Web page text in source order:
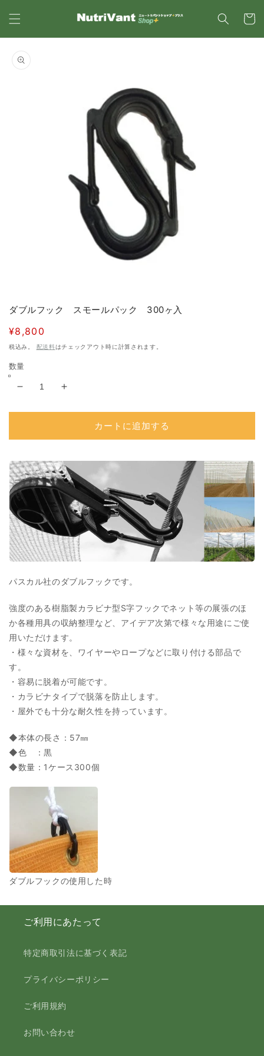
ンツに
進む
ー
報にス
ー
ル
で
デ
ィ
開
ダブルフック スモールパック 300ヶ入
通
常
価
格
¥8,800
税込み。 配送料はチェックアウト時に計算されます。
数量
ク
ス
モ
ー
ル
パ
ッ
ク
ヶ
入
の
数
量
を
減
ら
す
ダ
ク
ス
モ
ー
ル
パ
ッ
ク
300
ヶ
入
の
数
量
を
や
す
カートに追加する
パスカル社のダブルフックです。
強度のある樹脂製カラビナ型S字フックでネット等の展張のほ
か各種用具の収納整理など、アイデア次第で様々な用途にご使
用いただけます。
・様々な資材を、ワイヤーやロープなどに取り付ける部品で
す。
・容易に脱着が可能です。
・カラビナタイプで脱落を防止します。
・屋外でも十分な耐久性を持っています。
◆本体の長さ：57㎜
◆色 ：黒
◆数量：1ケース300個
ダブルフックの使用した時
ご利用にあたって
特定商取引法に基づく表記
プライバシーポリシー
ご利用規約
お問い合わせ